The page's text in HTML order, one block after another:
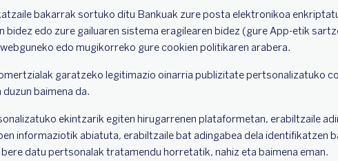
bakarrak sortuko ditu Bankuak zure posta elektronikoa
bidez edo zure gailuaren sistema eragilearen bidez (gure App-etik
edo mugikorreko gure cookien politikaren arabera.
garatzeko legitimazio oinarria publizitate pertsonalizatuko
baimena da.
ekintzarik egiten hirugarrenen plataformetan, erabiltzaile
informaziotik abiatuta, erabiltzaile bat adingabea dela identifikatzen
datu pertsonalak tratamendu horretatik, nahiz eta baimena eman.